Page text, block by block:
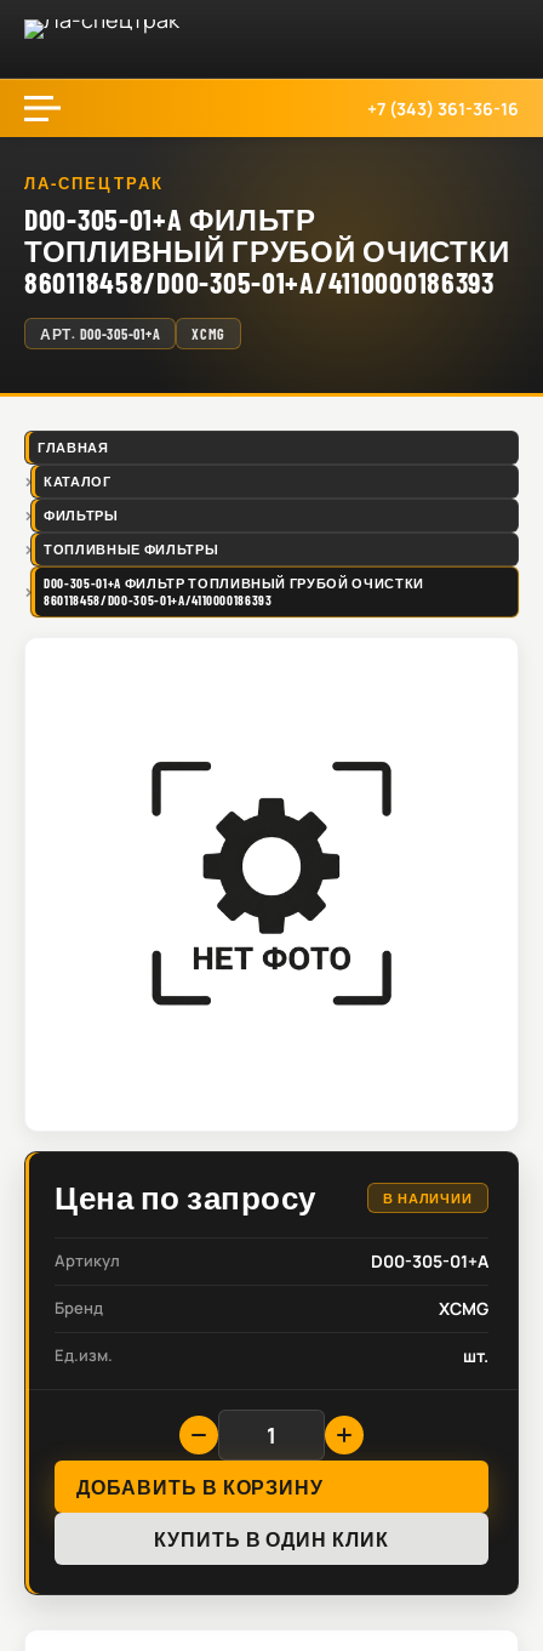
+7 (343) 361-36-16
ЛА-СПЕЦТРАК
D00-305-01+A ФИЛЬТР
ТОПЛИВНЫЙ ГРУБОЙ ОЧИСТКИ
860118458/D00-305-01+A/4110000186393
АРТ. D00-305-01+A XCMG
ГЛАВНАЯ
КАТАЛОГ
ФИЛЬТРЫ
ТОПЛИВНЫЕ ФИЛЬТРЫ
D00-305-01+A ФИЛЬТР ТОПЛИВНЫЙ ГРУБОЙ ОЧИСТКИ
860118458/D00-305-01+A/4110000186393
Цена по запросу В НАЛИЧИИ
Артикул D00-305-01+A
Бренд XCMG
Ед.изм. шт.
ДОБАВИТЬ В КОРЗИНУ
КУПИТЬ В ОДИН КЛИК